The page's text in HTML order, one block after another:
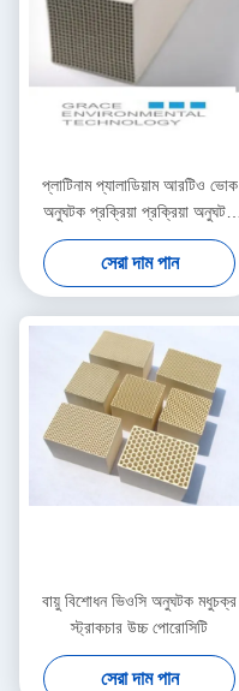
প্লাটিনাম প্যালাডিয়াম আরটিও ভোক
অনুঘটক প্রক্রিয়া প্রক্রিয়া অনুঘটক
জারণ প্রক্রিয়া
সেরা দাম পান
বায়ু বিশোধন ভিওসি অনুঘটক মধুচক্র
স্ট্রাকচার উচ্চ পোরোসিটি
সেরা দাম পান